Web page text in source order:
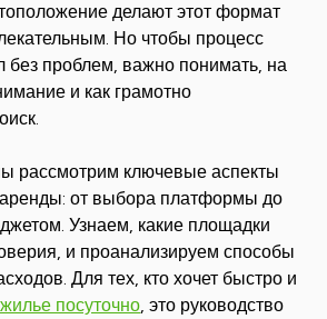
делают этот формат
Но чтобы процесс
проблем, важно понимать, на
и как грамотно
рассмотрим ключевые аспекты
аренды: от выбора платформы до
Узнаем, какие площадки
и проанализируем способы
Для тех, кто хочет быстро и
посуточно , это руководство